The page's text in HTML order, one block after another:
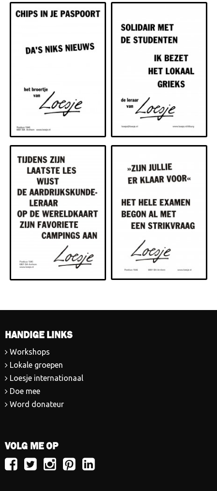
HANDIGE LINKS
Workshops
Lokale groepen
Loesje internationaal
Doe mee
Word donateur
VOLG ME OP
VolgVolgVolgVolgVolg